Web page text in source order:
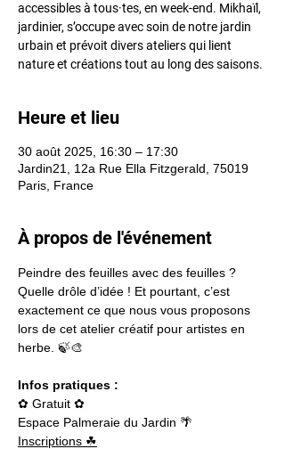
accessibles à tous·tes, en week-end. Mikhaïl,
jardinier, s’occupe avec soin de notre jardin
urbain et prévoit divers ateliers qui lient
nature et créations tout au long des saisons.
Heure et lieu
30 août 2025, 16:30 – 17:30
Jardin21, 12a Rue Ella Fitzgerald, 75019
Paris, France
À propos de l'événement
Peindre des feuilles avec des feuilles ?
Quelle drôle d’idée ! Et pourtant, c’est
exactement ce que nous vous proposons
lors de cet atelier créatif pour artistes en
herbe. 🍃🎨
Infos pratiques :
✿ Gratuit ✿
Espace Palmeraie du Jardin 🌴
Inscriptions ☘︎